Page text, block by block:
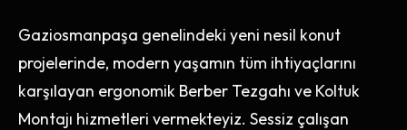
Gaziosmanpaşa genelindeki yeni nesil konut
projelerinde, modern yaşamın tüm ihtiyaçlarını
karşılayan ergonomik Berber Tezgahı ve Koltuk
Montajı hizmetleri vermekteyiz. Sessiz çalışan